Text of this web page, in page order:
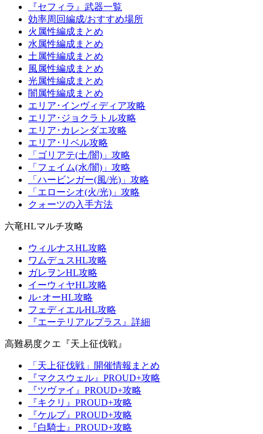
『セフィラ』武器一覧
効率周回編成/おすすめ場所
火属性編成まとめ
水属性編成まとめ
土属性編成まとめ
風属性編成まとめ
光属性編成まとめ
闇属性編成まとめ
エリア･インヴィディア攻略
エリア･ジョクラトル攻略
エリア･カレンダエ攻略
エリア･リベル攻略
「ゴリアテ(土/闇)」攻略
「フェイム(水/闇)」攻略
「ハービンガー(風/光)」攻略
「エローシオ(火/光)」攻略
クォーツの入手方法
六竜HLマルチ攻略
ウィルナスHL攻略
ワムデュスHL攻略
ガレヲンHL攻略
イーウィヤHL攻略
ル･オーHL攻略
フェディエルHL攻略
『エーテリアルプラス』詳細
高難易度クエ『天上征伐戦』
「天上征伐戦」開催情報まとめ
『マクスウェル』PROUD+攻略
『ツヴァイ』PROUD+攻略
『キクリ』PROUD+攻略
『ケルブ』PROUD+攻略
『白騎士』PROUD+攻略